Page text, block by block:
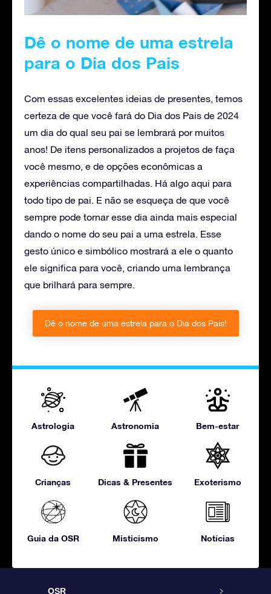
Dê o nome de uma estrela
para o Dia dos Pais
Com essas excelentes ideias de presentes, temos
certeza de que você fará do Dia dos Pais de 2024
um dia do qual seu pai se lembrará por muitos
anos! De itens personalizados a projetos de faça
você mesmo, e de opções econômicas a
experiências compartilhadas. Há algo aqui para
todo tipo de pai. E não se esqueça de que você
sempre pode tornar esse dia ainda mais especial
dando o nome do seu pai a uma estrela. Esse
gesto único e simbólico mostrará a ele o quanto
ele significa para você, criando uma lembrança
que brilhará para sempre.
Dê o nome de uma estrela para o Dia dos Pais!
Astrologia Astronomia Bem-estar
Crianças Dicas & Presentes Exoterismo
Guia da OSR Misticismo Notícias
OSR